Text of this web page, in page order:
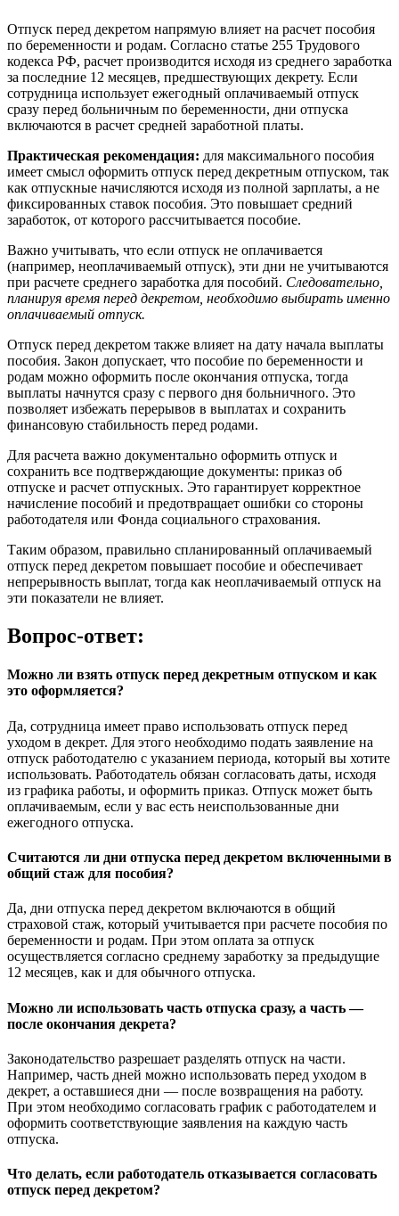
Отпуск перед декретом напрямую влияет на расчет пособия
по беременности и родам. Согласно статье 255 Трудового
кодекса РФ, расчет производится исходя из среднего заработка
за последние 12 месяцев, предшествующих декрету. Если
сотрудница использует ежегодный оплачиваемый отпуск
сразу перед больничным по беременности, дни отпуска
включаются в расчет средней заработной платы.
Практическая рекомендация: для максимального пособия
имеет смысл оформить отпуск перед декретным отпуском, так
как отпускные начисляются исходя из полной зарплаты, а не
фиксированных ставок пособия. Это повышает средний
заработок, от которого рассчитывается пособие.
Важно учитывать, что если отпуск не оплачивается
(например, неоплачиваемый отпуск), эти дни не учитываются
при расчете среднего заработка для пособий. Следовательно,
планируя время перед декретом, необходимо выбирать именно
оплачиваемый отпуск.
Отпуск перед декретом также влияет на дату начала выплаты
пособия. Закон допускает, что пособие по беременности и
родам можно оформить после окончания отпуска, тогда
выплаты начнутся сразу с первого дня больничного. Это
позволяет избежать перерывов в выплатах и сохранить
финансовую стабильность перед родами.
Для расчета важно документально оформить отпуск и
сохранить все подтверждающие документы: приказ об
отпуске и расчет отпускных. Это гарантирует корректное
начисление пособий и предотвращает ошибки со стороны
работодателя или Фонда социального страхования.
Таким образом, правильно спланированный оплачиваемый
отпуск перед декретом повышает пособие и обеспечивает
непрерывность выплат, тогда как неоплачиваемый отпуск на
эти показатели не влияет.
Вопрос-ответ:
Можно ли взять отпуск перед декретным отпуском и как
это оформляется?
Да, сотрудница имеет право использовать отпуск перед
уходом в декрет. Для этого необходимо подать заявление на
отпуск работодателю с указанием периода, который вы хотите
использовать. Работодатель обязан согласовать даты, исходя
из графика работы, и оформить приказ. Отпуск может быть
оплачиваемым, если у вас есть неиспользованные дни
ежегодного отпуска.
Считаются ли дни отпуска перед декретом включенными в
общий стаж для пособия?
Да, дни отпуска перед декретом включаются в общий
страховой стаж, который учитывается при расчете пособия по
беременности и родам. При этом оплата за отпуск
осуществляется согласно среднему заработку за предыдущие
12 месяцев, как и для обычного отпуска.
Можно ли использовать часть отпуска сразу, а часть —
после окончания декрета?
Законодательство разрешает разделять отпуск на части.
Например, часть дней можно использовать перед уходом в
декрет, а оставшиеся дни — после возвращения на работу.
При этом необходимо согласовать график с работодателем и
оформить соответствующие заявления на каждую часть
отпуска.
Что делать, если работодатель отказывается согласовать
отпуск перед декретом?